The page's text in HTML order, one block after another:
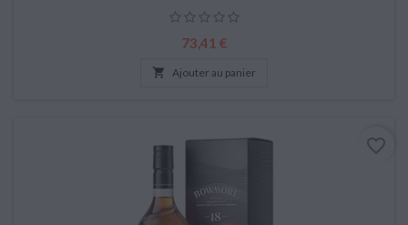
Prix
73,41 €
 Ajouter au panier
favorite_border